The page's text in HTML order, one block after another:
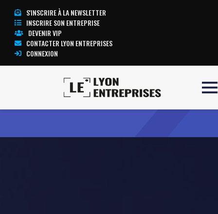
S'INSCRIRE À LA NEWSLETTER
INSCRIRE SON ENTREPRISE
DEVENIR VIP
CONTACTER LYON ENTREPRISES
CONNEXION